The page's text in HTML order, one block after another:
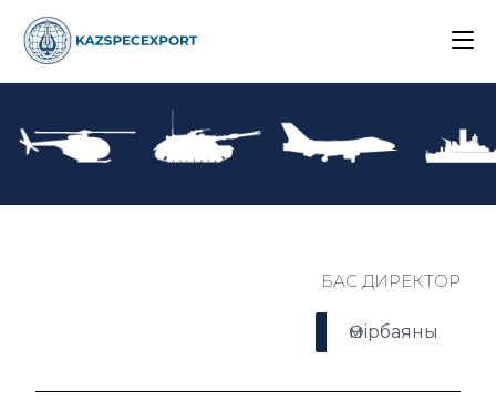
БАС ДИРЕКТОР
Өмірбаяны